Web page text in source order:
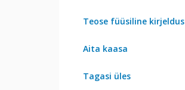
Teose füüsiline kirjeldus
Aita kaasa
Tagasi üles